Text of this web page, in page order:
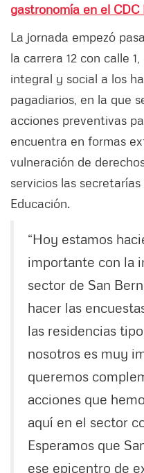
gastronomía en el
La jornada empezó
la carrera 12 con calle
integral y social a los
pagadiarios, en la que
acciones preventivas
encuentra en formas
vulneración de
servicios las
Educación.
“Hoy estamos
importante con la
sector de San
hacer las
las residencias
nosotros es muy
queremos
acciones que
aquí en el sector
Esperamos que
ese epicentro de